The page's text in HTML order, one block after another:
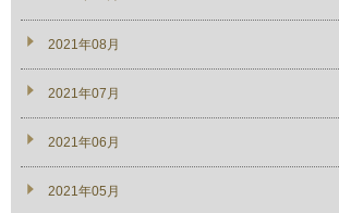
2021年08月
2021年07月
2021年06月
2021年05月